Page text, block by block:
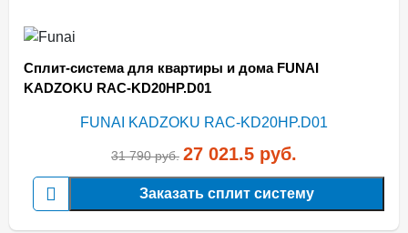
Сплит-система для квартиры и дома FUNAI
KADZOKU RAC-KD20HP.D01
31 790руб. 27 021.5 руб.
Заказать сплит систему